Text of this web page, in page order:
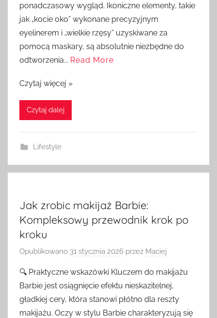
ponadczasowy wygląd. Ikoniczne elementy, takie
jak „kocie oko” wykonane precyzyjnym
eyelinerem i „wielkie rzęsy” uzyskiwane za
pomocą maskary, są absolutnie niezbędne do
odtworzenia... Read More
Czytaj więcej »
Czytaj dalej
Lifestyle
Jak zrobic makijaż Barbie:
Kompleksowy przewodnik krok po
kroku
Opublikowano 31 stycznia 2026 przez Maciej
🔍 Praktyczne wskazówki Kluczem do makijażu
Barbie jest osiągnięcie efektu nieskazitelnej,
gładkiej cery, która stanowi płótno dla reszty
makijażu. Oczy w stylu Barbie charakteryzują się